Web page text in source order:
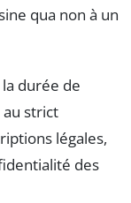
qua non à un
durée de
strict
légales,
des